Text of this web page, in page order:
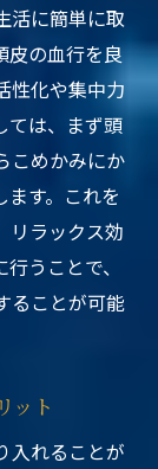
活に簡単に取
皮の血行を良
性化や集中力
ては、まず頭
こめかみにか
す。これを
リラックス効
うことで、
ることが可能
ット
入れることが